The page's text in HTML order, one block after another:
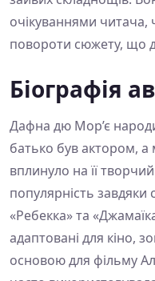
очікуваннями читача,
повороти сюжету, що
Біографія
Дафна дю Мор’є
батько був актором,
вплинуло на її
популярність
«Ребекка» та
адаптовані для кіно,
основою для фільму